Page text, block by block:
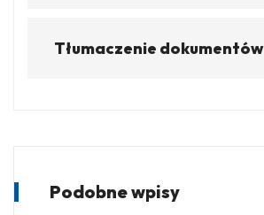
Tłumaczenie dokumentów
Podobne wpisy